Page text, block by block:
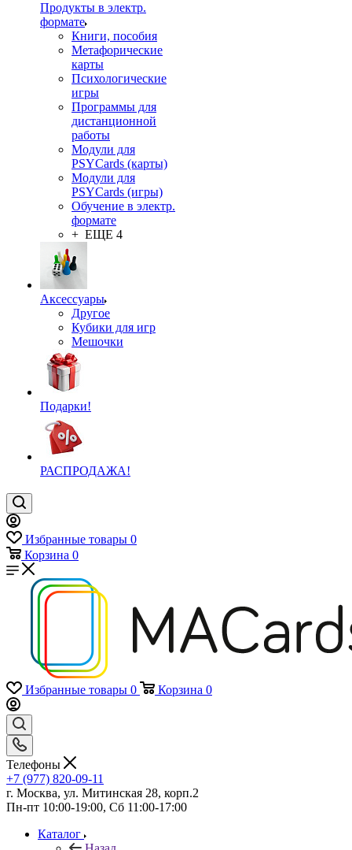
Продукты в электр.
формате
Книги, пособия
Метафорические
карты
Психологические
игры
Программы для
дистанционной
работы
Модули для
PSYCards (карты)
Модули для
PSYCards (игры)
Обучение в электр.
формате
+ ЕЩЕ 4
Аксессуары
Другое
Кубики для игр
Мешочки
Подарки!
РАСПРОДАЖА!
Избранные товары 0
Корзина 0
Избранные товары 0 Корзина 0
Телефоны
+7 (977) 820-09-11
г. Москва, ул. Митинская 28, корп.2
Пн-пт 10:00-19:00, Сб 11:00-17:00
Каталог